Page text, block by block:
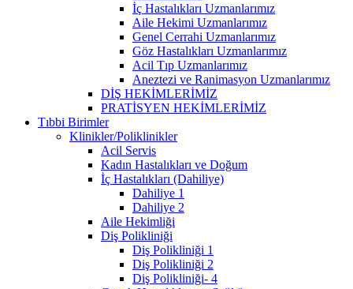
İç Hastalıkları Uzmanlarımız
Aile Hekimi Uzmanlarımız
Genel Cerrahi Uzmanlarımız
Göz Hastalıkları Uzmanlarımız
Acil Tıp Uzmanlarımız
Aneztezi ve Ranimasyon Uzmanlarımız
DİŞ HEKİMLERİMİZ
PRATİSYEN HEKİMLERİMİZ
Tıbbi Birimler
Klinikler/Poliklinikler
Acil Servis
Kadın Hastalıkları ve Doğum
İç Hastalıkları (Dahiliye)
Dahiliye 1
Dahiliye 2
Aile Hekimliği
Diş Polikliniği
Diş Polikliniği 1
Diş Polikliniği 2
Diş Polikliniği- 4